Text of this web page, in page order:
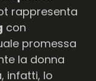
rappresenta
con
promessa
la donna
infatti, lo